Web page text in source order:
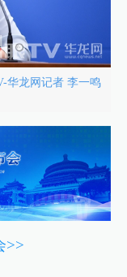
华龙网记者 李一鸣
>>